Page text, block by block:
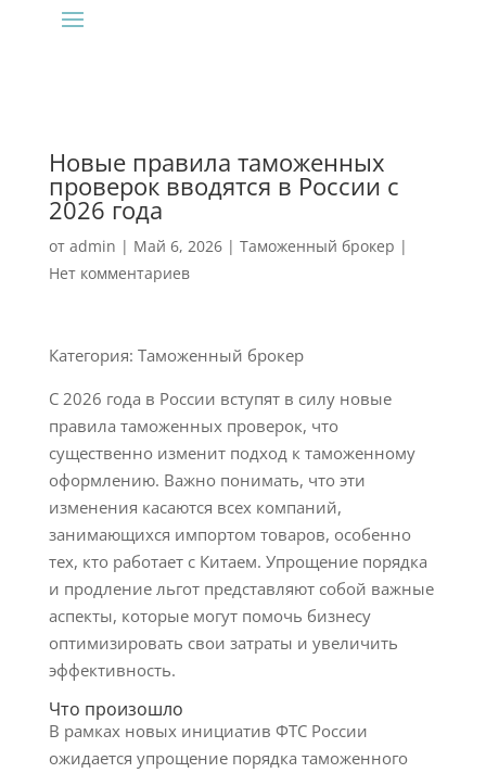
Новые правила таможенных
проверок вводятся в России с
2026 года
от admin | Май 6, 2026| Таможенный брокер |
Нет комментариев
Категория: Таможенный брокер
С 2026 года в России вступят в силу новые
правила таможенных проверок, что
существенно изменит подход к таможенному
оформлению. Важно понимать, что эти
изменения касаются всех компаний,
занимающихся импортом товаров, особенно
тех, кто работает с Китаем. Упрощение порядка
и продление льгот представляют собой важные
аспекты, которые могут помочь бизнесу
оптимизировать свои затраты и увеличить
эффективность.
Что произошло
В рамках новых инициатив ФТС России
ожидается упрощение порядка таможенного